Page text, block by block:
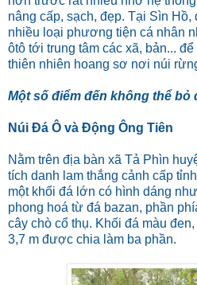
nâng cấp, sạch, đẹp. Tại Sìn
nhiều loại phương tiện cá nhân
ôtô tới trung tâm các xã, bản...
thiên nhiên hoang sơ nơi núi
Một số điểm đến không thể bỏ
Núi Đá Ô và Động Ông Tiên
Nằm trên địa bàn xã Tả Phìn
tích danh lam thắng cảnh cấp
một khối đá lớn có hình dáng
phong hoá từ đá bazan, phần
cây chò cổ thụ. Khối đá màu
3,7 m được chia làm ba phần.